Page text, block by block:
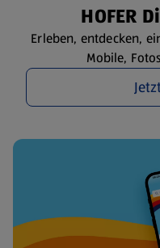
HOFER
Erleben, entdecken,
Mobile,